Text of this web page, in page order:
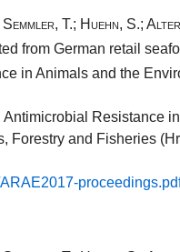
Semmler, T.; Huehn, S.;
from German retail
in Animals and the
Forestry and Fisheries